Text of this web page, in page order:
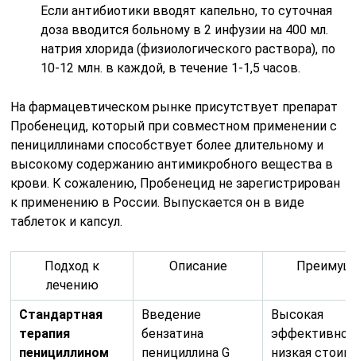
Если антибиотики вводят капельно, то суточная
доза вводится больному в 2 инфузии на 400 мл.
натрия хлорида (физиологического раствора), по
10-12 млн. в каждой, в течение 1-1,5 часов.
На фармацевтическом рынке присутствует препарат
Пробенецид, который при совместном применении с
пенициллинами способствует более длительному и
высокому содержанию антимикробного вещества в
крови. К сожалению, Пробенецид не зарегистрирован
к применению в России. Выпускается он в виде
таблеток и капсул.
Подход к
лечению
Описание
Стандартная
терапия
пенициллином
Введение
бензатина
пенициллина G
Высокая
низкая